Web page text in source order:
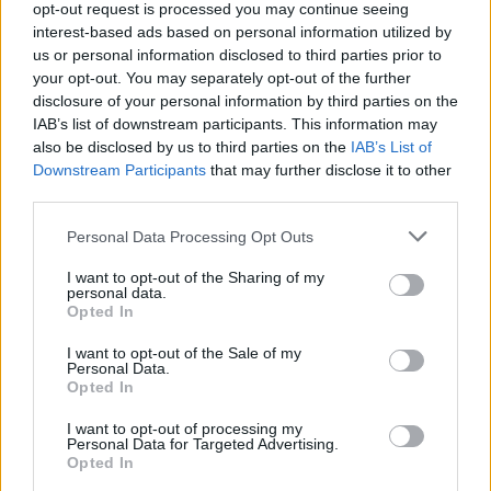
opt-out request is processed you may continue seeing
interest-based ads based on personal information utilized by
us or personal information disclosed to third parties prior to
your opt-out. You may separately opt-out of the further
disclosure of your personal information by third parties on the
IAB’s list of downstream participants. This information may
also be disclosed by us to third parties on the IAB’s List of
Downstream Participants that may further disclose it to other
Personal Data Processing Opt Outs
I want to opt-out of the Sharing of my
personal data.
Opted In
I want to opt-out of the Sale of my
Personal Data.
Opted In
I want to opt-out of processing my
Personal Data for Targeted Advertising.
Opted In
stanno pensando di ritornare nel loro paese proprio a seguito
anche di tutti i problemi che ci sono in giro per l'Europa. Non
mi sembra che le nostre preoccupazioni siano poco condivise
né dalla cittadinanza né dal resto d'Europa, quindi non c'è un
caso bolognese. Ci sono problematiche di ordine pubblico che
vanno gestite".